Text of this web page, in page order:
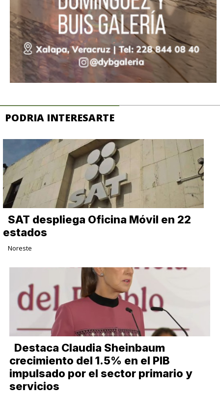
PODRIA INTERESARTE
SAT despliega Oficina Móvil en 22
estados
Noreste
Destaca Claudia Sheinbaum
crecimiento del 1.5% en el PIB
impulsado por el sector primario y
servicios